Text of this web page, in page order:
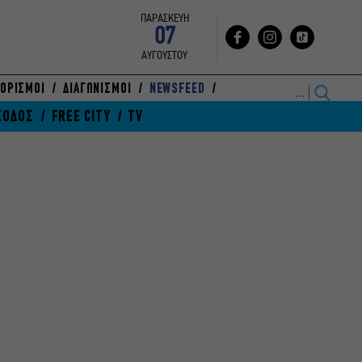
ΠΑΡΑΣΚΕΥΗ
07
ΑΥΓΟΥΣΤΟΥ
ΔΙΑΓΩΝΙΣΜΟΙ NEWSFEED
FREE CITY TV